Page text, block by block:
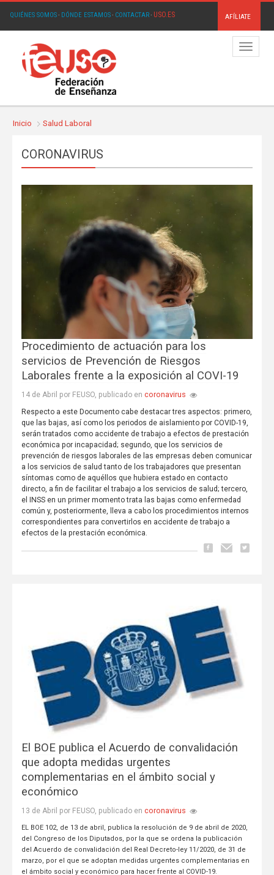
QUIÉNES SOMOS· DÓNDE ESTAMOS· CONTACTAR· USO.ES AFÍLIATE
Menú
Inicio Salud Laboral
CORONAVIRUS
Procedimiento de actuación para los
servicios de Prevención de Riesgos
Laborales frente a la exposición al COVI-19
14 de Abril por FEUSO, publicado en coronavirus
Respecto a este Documento cabe destacar tres aspectos: primero,
que las bajas, así como los periodos de aislamiento por COVID-19,
serán tratados como accidente de trabajo a efectos de prestación
económica por incapacidad; segundo, que los servicios de
prevención de riesgos laborales de las empresas deben comunicar
a los servicios de salud tanto de los trabajadores que presentan
síntomas como de aquéllos que hubiera estado en contacto
directo, a fin de facilitar el trabajo a los servicios de salud; tercero,
el INSS en un primer momento trata las bajas como enfermedad
común y, posteriormente, lleva a cabo los procedimientos internos
correspondientes para convertirlos en accidente de trabajo a
efectos de la prestación económica.
El BOE publica el Acuerdo de convalidación
que adopta medidas urgentes
complementarias en el ámbito social y
económico
13 de Abril por FEUSO, publicado en coronavirus
EL BOE 102, de 13 de abril, publica la resolución de 9 de abril de 2020,
del Congreso de los Diputados, por la que se ordena la publicación
del Acuerdo de convalidación del Real Decreto-ley 11/2020, de 31 de
marzo, por el que se adoptan medidas urgentes complementarias en
el ámbito social y económico para hacer frente al COVID-19.